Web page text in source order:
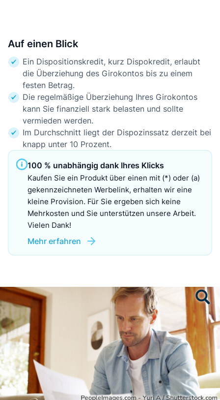
Auf einen Blick
Ein Dispositionskredit, kurz Dispokredit, erlaubt
die Überziehung des Girokontos bis zu einem
festen Betrag.
Die regelmäßige Überziehung Ihres Girokontos
kann Sie finanziell stark belasten und sollte
vermieden werden.
Im Durchschnitt liegt der Dispozinssatz derzeit bei
knapp unter 10 Prozent.
100 % unabhängig dank Ihres Klicks
Kaufen Sie ein Produkt über einen mit (*) oder (a)
gekennzeichneten Werbelink, erhalten wir eine
kleine Provision. Für Sie ergeben sich keine
Mehrkosten und Sie unterstützen unsere Arbeit.
Vielen Dank!
Mehr erfahren